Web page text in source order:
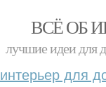
ВСЁ ОБ
лучшие идеи для
интерьер для